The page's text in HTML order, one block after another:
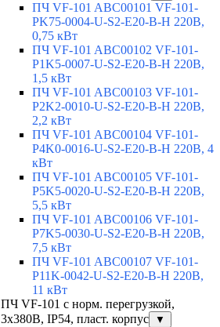
ПЧ VF-101 ABC00101 VF-101-
PK75-0004-U-S2-E20-B-H 220В,
0,75 кВт
ПЧ VF-101 ABC00102 VF-101-
P1K5-0007-U-S2-E20-B-H 220В,
1,5 кВт
ПЧ VF-101 ABC00103 VF-101-
P2K2-0010-U-S2-E20-B-H 220В,
2,2 кВт
ПЧ VF-101 ABC00104 VF-101-
P4K0-0016-U-S2-E20-B-H 220В, 4
кВт
ПЧ VF-101 ABC00105 VF-101-
P5K5-0020-U-S2-E20-B-H 220В,
5,5 кВт
ПЧ VF-101 ABC00106 VF-101-
P7K5-0030-U-S2-E20-B-H 220В,
7,5 кВт
ПЧ VF-101 ABC00107 VF-101-
P11K-0042-U-S2-E20-B-H 220В,
11 кВт
ПЧ VF-101 с норм. перегрузкой,
3х380В, IP54, пласт. корпус
▼